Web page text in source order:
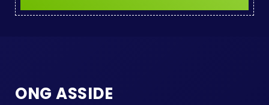
ONG ASSIDE